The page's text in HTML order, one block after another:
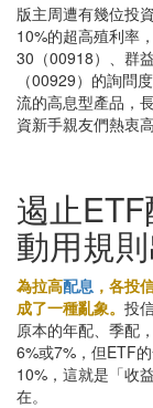
版主周遭有幾位投
10%的超高殖利率
30（00918）、群
（00929）的詢問
流的高息型產品，
資新手親友們熱衷
遏止
動用規
為拉高配息 ，各投
成了一種亂象。 投
原本的年配、季配
6%或7%，但ETF
10%，這就是「收
在。